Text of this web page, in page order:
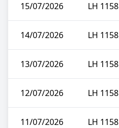
15/07/2026 LH 1158
14/07/2026 LH 1158
13/07/2026 LH 1158
12/07/2026 LH 1158
11/07/2026 LH 1158